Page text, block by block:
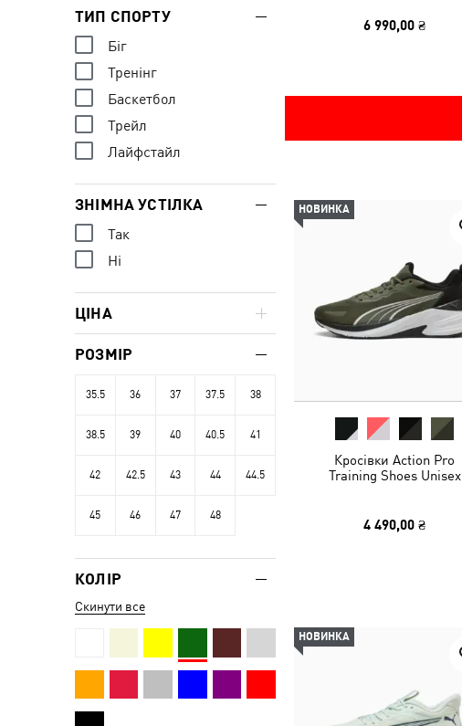
6 990,00 ₴
НОВИНКА
Кросівки Action Pro
Training Shoes Unisex
4 490,00 ₴
НОВИНКА
ТИП СПОРТУ
Біг
Тренінг
Баскетбол
Трейл
Лайфстайл
ЗНІМНА УСТІЛКА
Так
Ні
ЦІНА
РОЗМІР
35.5 36 37 37.5 38
38.5 39 40 40.5 41
42 42.5 43 44 44.5
45 46 47 48
КОЛІР
Скинути все